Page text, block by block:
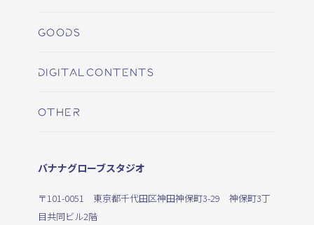
GOODS
DIGITALCONTENTS
OTHER
バナナグローブスタジオ
〒101-0051 東京都千代田区神田神保町3-29 神保町3丁
目共同ビル2階